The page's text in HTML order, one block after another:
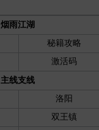
烟雨江湖
秘籍攻略
激活码
主线支线
洛阳
双王镇